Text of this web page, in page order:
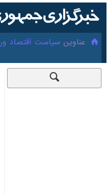
عناوین‌ سیاست اقتصاد